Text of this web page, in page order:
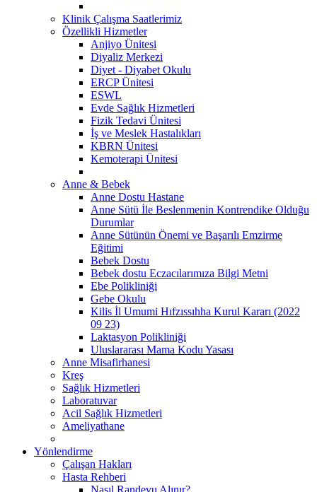
Klinik Çalışma Saatlerimiz
Özellikli Hizmetler
Anjiyo Ünitesi
Diyaliz Merkezi
Diyet - Diyabet Okulu
ERCP Ünitesi
ESWL
Evde Sağlık Hizmetleri
Fizik Tedavi Ünitesi
İş ve Meslek Hastalıkları
KBRN Ünitesi
Kemoterapi Ünitesi
Anne & Bebek
Anne Dostu Hastane
Anne Sütü İle Beslenmenin Kontrendike Olduğu
Durumlar
Anne Sütünün Önemi ve Başarılı Emzirme
Eğitimi
Bebek Dostu
Bebek dostu Eczacılarımıza Bilgi Metni
Ebe Polikliniği
Gebe Okulu
Kilis İl Umumi Hıfzıssıhha Kurul Kararı (2022
09 23)
Laktasyon Polikliniği
Uluslararası Mama Kodu Yasası
Anne Misafirhanesi
Kreş
Sağlık Hizmetleri
Laboratuvar
Acil Sağlık Hizmetleri
Ameliyathane
Yönlendirme
Çalışan Hakları
Hasta Rehberi
Nasıl Randevu Alınır?